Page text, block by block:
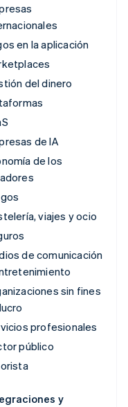
en la aplicación
del dinero
de IA
de los
viajes y ocio
de comunicación
sin fines
profesionales
público
y